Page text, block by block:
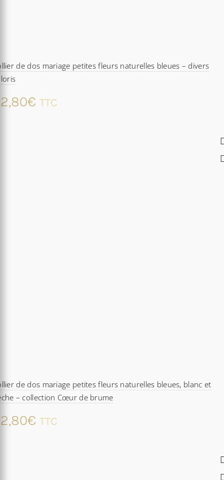
de dos mariage petites fleurs naturelles bleues – divers
€ TTC
de dos mariage petites fleurs naturelles bleues, blanc et
– collection Cœur de brume
€ TTC